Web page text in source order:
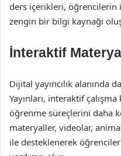
ders içerikleri, öğrencilerin
zengin bir bilgi kaynağı
İnteraktif
Dijital yayıncılık alanında
Yayınları, interaktif
öğrenme süreçlerini daha
materyaller, videolar,
ile desteklenerek